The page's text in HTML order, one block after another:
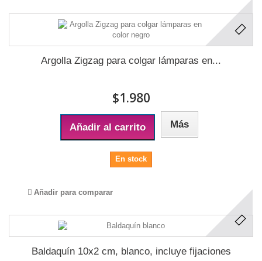
Argolla Zigzag para colgar lámparas en...
$1.980
Añadir al carrito Más
En stock
Añadir para comparar
Baldaquín 10x2 cm, blanco, incluye fijaciones